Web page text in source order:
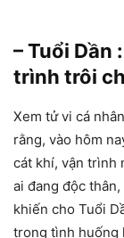
– Tuổi Dần
trình trôi
Xem tử vi cá
rằng, vào hôm
cát khí, vận trình
ai đang độc
khiến cho Tuổi
trong tình huống